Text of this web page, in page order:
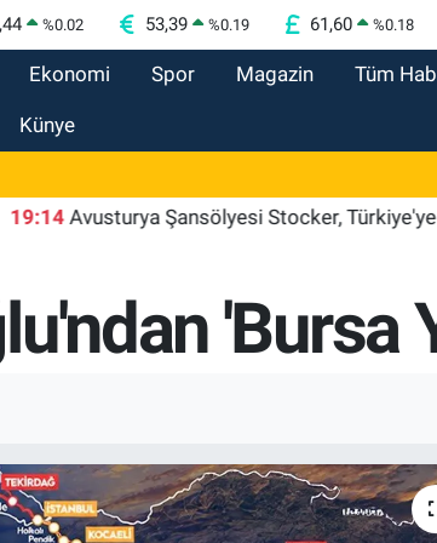
%0.02 53,39 %0.19 61,60 %0.18
Ekonomi Spor Magazin Tüm
Künye
Avusturya Şansölyesi Stocker, Türkiye'ye geliyor
'Bursa